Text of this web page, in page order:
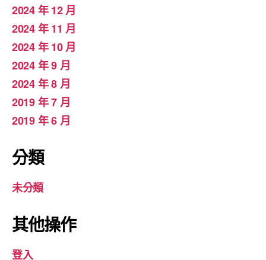
2024 年 12 月
2024 年 11 月
2024 年 10 月
2024 年 9 月
2024 年 8 月
2019 年 7 月
2019 年 6 月
分類
未分類
其他操作
登入